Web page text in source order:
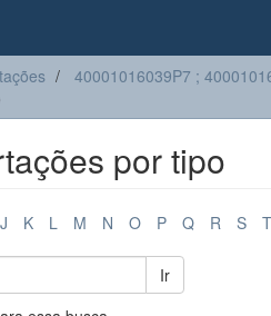
40001016039P7 ;
por tipo
J K L M N O P Q R S T
Ir